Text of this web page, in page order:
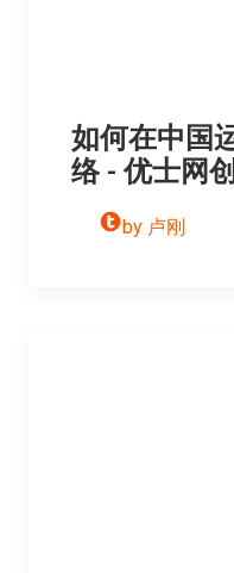
如何在中国
络 - 优士网
by 卢刚